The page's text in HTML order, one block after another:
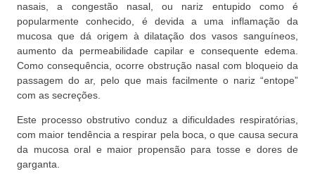
nasais, a congestão nasal, ou nariz entupido como é
popularmente conhecido, é devida a uma inflamação da
mucosa que dá origem à dilatação dos vasos sanguíneos,
aumento da permeabilidade capilar e consequente edema.
Como consequência, ocorre obstrução nasal com bloqueio da
passagem do ar, pelo que mais facilmente o nariz “entope”
com as secreções.
Este processo obstrutivo conduz a dificuldades respiratórias,
com maior tendência a respirar pela boca, o que causa secura
da mucosa oral e maior propensão para tosse e dores de
garganta.